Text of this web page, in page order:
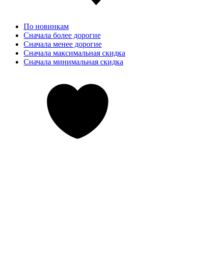
По новинкам
Сначала более дорогие
Сначала менее дорогие
Сначала максимальная скидка
Сначала минимальная скидка